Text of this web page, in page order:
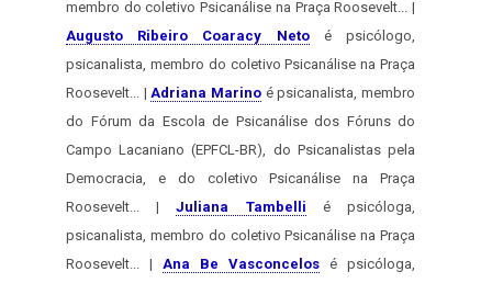
membro do coletivo Psicanálise na Praça Roosevelt... |
Augusto Ribeiro Coaracy Netoé psicólogo,
psicanalista, membro do coletivo Psicanálise na Praça
Roosevelt... |Adriana Marino é psicanalista, membro
do Fórum da Escola de Psicanálise dos Fóruns do
Campo Lacaniano (EPFCL-BR), do Psicanalistas pela
Democracia, e do coletivo Psicanálise na Praça
Roosevelt... |Juliana Tambelli é psicóloga,
psicanalista, membro do coletivo Psicanálise na Praça
Roosevelt... | Ana Be Vasconcelos é psicóloga,